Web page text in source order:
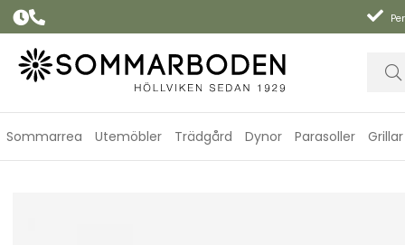
Sommarrea Utemöbler Trädgård Dynor Parasoller Grillar